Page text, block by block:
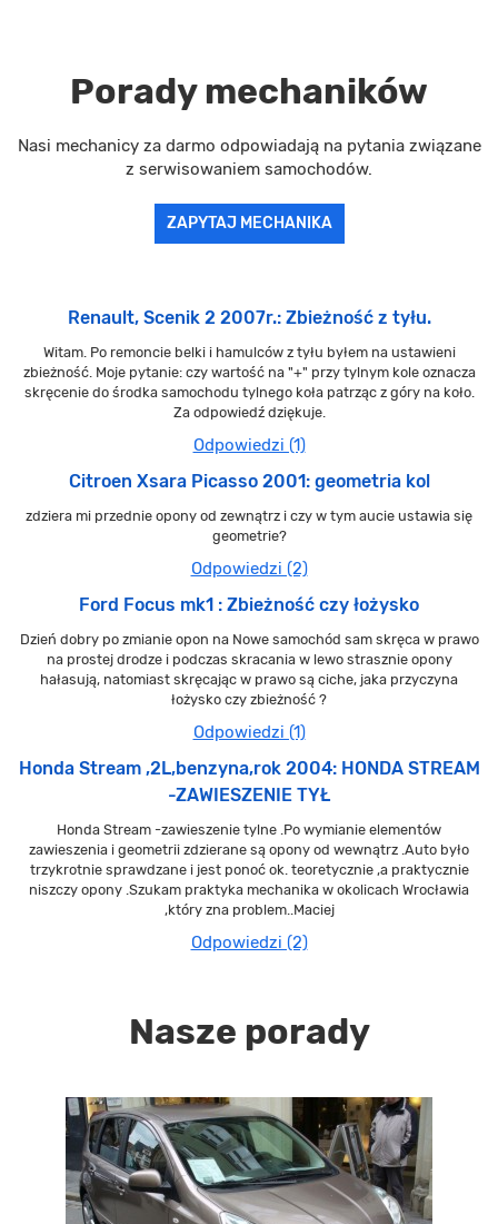
Porady mechaników
Nasi mechanicy za darmo odpowiadają na pytania związane
z serwisowaniem samochodów.
ZAPYTAJ MECHANIKA
Renault, Scenik 2 2007r.: Zbieżność z tyłu.
Witam. Po remoncie belki i hamulców z tyłu byłem na ustawieni
zbieżność. Moje pytanie: czy wartość na "+" przy tylnym kole oznacza
skręcenie do środka samochodu tylnego koła patrząc z góry na koło.
Za odpowiedź dziękuje.
Odpowiedzi (1)
Citroen Xsara Picasso 2001: geometria kol
zdziera mi przednie opony od zewnątrz i czy w tym aucie ustawia się
geometrie?
Odpowiedzi (2)
Ford Focus mk1 : Zbieżność czy łożysko
Dzień dobry po zmianie opon na Nowe samochód sam skręca w prawo
na prostej drodze i podczas skracania w lewo strasznie opony
hałasują, natomiast skręcając w prawo są ciche, jaka przyczyna
łożysko czy zbieżność ?
Odpowiedzi (1)
Honda Stream ,2L,benzyna,rok 2004: HONDA STREAM
-ZAWIESZENIE TYŁ
Honda Stream -zawieszenie tylne .Po wymianie elementów
zawieszenia i geometrii zdzierane są opony od wewnątrz .Auto było
trzykrotnie sprawdzane i jest ponoć ok. teoretycznie ,a praktycznie
niszczy opony .Szukam praktyka mechanika w okolicach Wrocławia
,który zna problem..Maciej
Odpowiedzi (2)
Nasze porady